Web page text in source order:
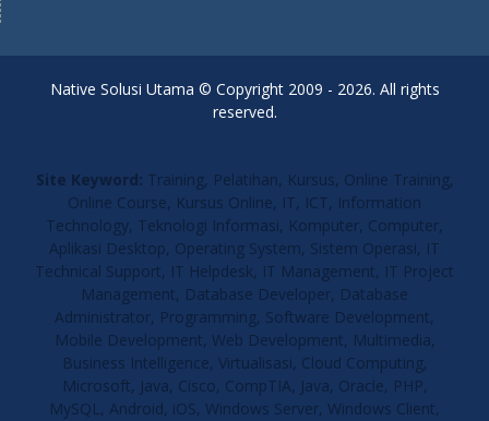
Native Solusi Utama © Copyright 2009 - 2026. All rights
reserved.
Site Keyword: Training, Pelatihan, Kursus, Online Training,
Online Course, Kursus Online, IT, ICT, Information
Technology, Teknologi Informasi, Komputer, Computer,
Aplikasi Desktop, Operating System, Sistem Operasi, IT
Technical Support, IT Helpdesk, IT Management, IT Project
Management, Database Developer, Database
Administrator, Programming, Software Development,
Mobile Development, Web Development, Multimedia,
Business Intelligence, Virtualisasi, Cloud Computing,
Microsoft, Java, Cisco, CompTIA, Java, Oracle, PHP,
MySQL, Android, iOS, Windows Server, Windows Client,